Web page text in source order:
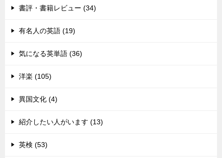
書評・書籍レビュー (34)
有名人の英語 (19)
気になる英単語 (36)
洋楽 (105)
異国文化 (4)
紹介したい人がいます (13)
英検 (53)